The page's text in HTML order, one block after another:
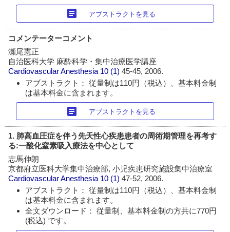
article アブストラクトを見る
コメンテーターコメント
瀬尾憲正
自治医科大学 麻酔科学・集中治療医学講座
Cardiovascular Anesthesia 10 (1)45-45, 2006.
アブストラクト： 従量制は110円（税込）、基本料金制
は基本料金に含まれます。
article アブストラクトを見る
1. 肺高血圧症を伴う先天性心疾患患者の周術期管理を再考す
る:一酸化窒素吸入療法を中心として
志馬伸朗
京都府立医科大学集中治療部, 小児疾患研究施設集中治療室
Cardiovascular Anesthesia 10 (1)47-52, 2006.
アブストラクト： 従量制は110円（税込）、基本料金制
は基本料金に含まれます。
全文ダウンロード： 従量制、基本料金制の方共に770円
(税込) です。